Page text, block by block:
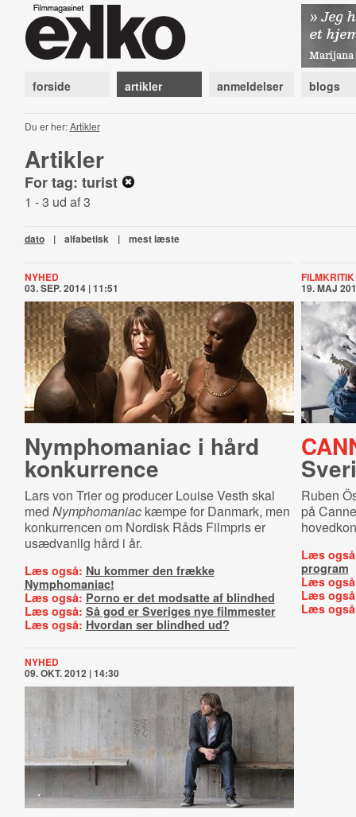
forside artikler anmeldelser blogs
Du er her:Artikler
Artikler
For tag: turist
1 - 3 ud af 3
dato | alfabetisk | mest læste
NYHED
03. SEP. 2014 | 11:51
Nymphomaniac i hård
konkurrence
Lars von Trier og producer Louise Vesth skal
med Nymphomaniackæmpe for Danmark, men
konkurrencen om Nordisk Råds Filmpris er
usædvanlig hård i år.
Læs også: Nu kommer den frække
Nymphomaniac!
Læs også: Porno er det modsatte af blindhed
Læs også: Så god er Sveriges nye filmmester
Læs også: Hvordan ser blindhed ud?
FILMKRITIK
19. MAJ
Ruben
på
Læs
program
Læs
Læs
Læs
NYHED
09. OKT. 2012 | 14:30